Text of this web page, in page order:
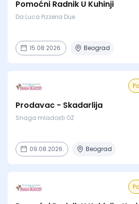
Pomoćni Radnik U Kuhinji
Da Luca Pizzeria Due
15.08.2026. Beograd
Prodavac - Skadarlija
Snaga mladosti OZ
09.08.2026. Beograd